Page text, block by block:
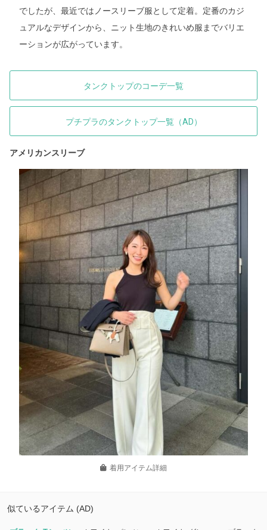
でしたが、最近ではノースリーブ服として定着。定番のカジ
ュアルなデザインから、ニット生地のきれいめ服までバリエ
ーションが広がっています。
タンクトップのコーデ一覧
プチプラのタンクトップ一覧（AD）
アメリカンスリーブ
着用アイテム詳細